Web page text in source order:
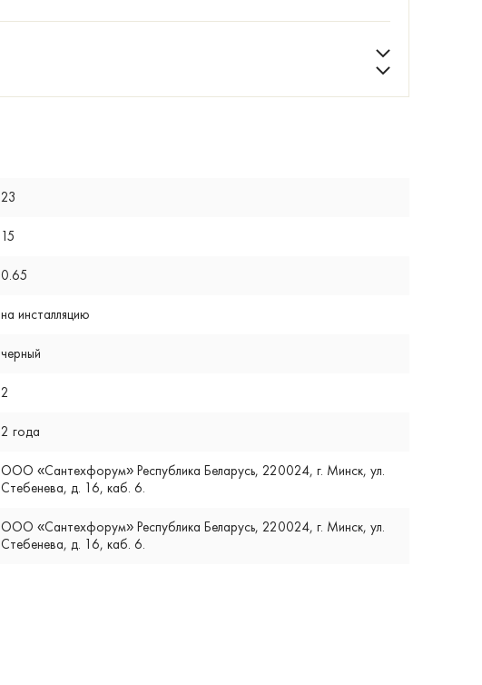
23
15
0.65
на инсталляцию
черный
2
2 года
ООО «Сантехфорум» Республика Беларусь, 220024, г. Минск, ул.
Стебенева, д. 16, каб. 6.
ООО «Сантехфорум» Республика Беларусь, 220024, г. Минск, ул.
Стебенева, д. 16, каб. 6.